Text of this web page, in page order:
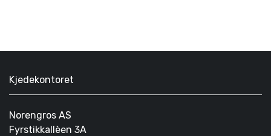
Kjedekontoret
Norengros AS
Fyrstikkallèen 3A